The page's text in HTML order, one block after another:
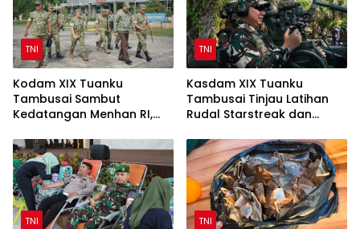
TNI
Kodam XIX Tuanku
Tambusai Sambut
Kedatangan Menhan RI,
di Bengkalis dan Kampar
TNI
Kasdam XIX Tuanku
Tambusai Tinjau Latihan
Rudal Starstreak dan
TNI TNI